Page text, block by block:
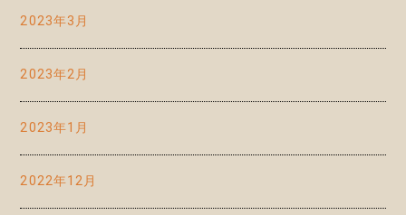
2023年3月
2023年2月
2023年1月
2022年12月